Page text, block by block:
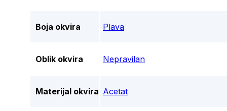
Boja okvira Plava
Oblik okvira Nepravilan
Materijal okvira Acetat